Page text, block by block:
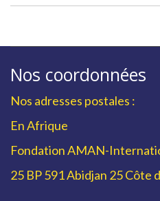
Nos coordonnées
Nos adresses postales :
En Afrique
Fondation AMAN-
25 BP 591 Abidjan 25 Côte